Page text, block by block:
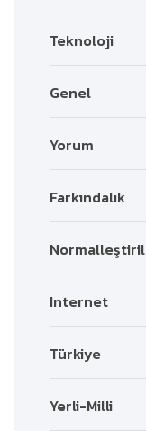
Teknoloji
Genel
Yorum
Farkındalık
Internet
Türkiye
Yerli-Milli